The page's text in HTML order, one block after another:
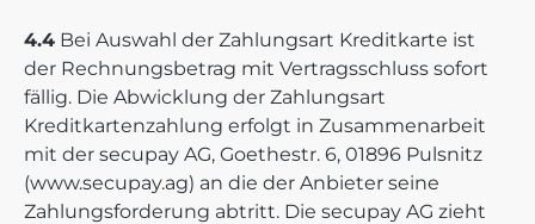
4.4 Bei Auswahl der Zahlungsart Kreditkarte ist
der Rechnungsbetrag mit Vertragsschluss sofort
fällig. Die Abwicklung der Zahlungsart
Kreditkartenzahlung erfolgt in Zusammenarbeit
mit der secupay AG, Goethestr. 6, 01896 Pulsnitz
(www.secupay.ag) an die der Anbieter seine
Zahlungsforderung abtritt. Die secupay AG zieht